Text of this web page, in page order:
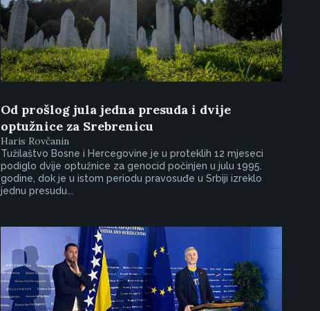
Od prošlog jula jedna presuda i dvije
optužnice za Srebrenicu
Haris Rovčanin
Tužilaštvo Bosne i Hercegovine je u proteklih 12 mjeseci
podiglo dvije optužnice za genocid počinjen u julu 1995.
godine, dok je u istom periodu pravosuđe u Srbiji izreklo
jednu presudu...